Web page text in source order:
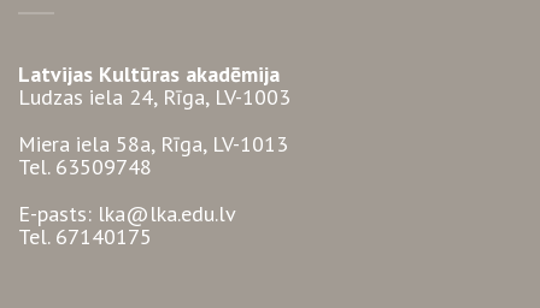
Latvijas Kultūras akadēmija
Ludzas iela 24, Rīga, LV-1003
Miera iela 58a, Rīga, LV-1013
Tel. 63509748
E-pasts: lka@lka.edu.lv
Tel. 67140175